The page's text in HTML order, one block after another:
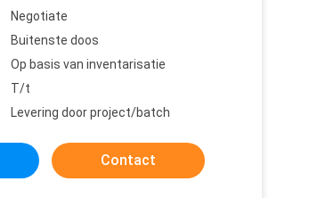
Negotiate
Buitenste doos
Op basis van inventarisatie
T/t
Levering door project/batch
Contact